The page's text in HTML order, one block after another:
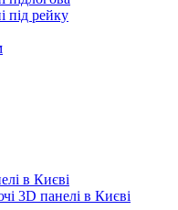
під рейку
в Києві
3D панелі в Києві